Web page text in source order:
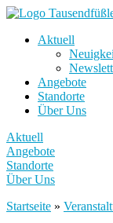
Aktuell
Angebote
Standorte
Über Uns
Aktuell
Angebote
Standorte
Über Uns
Startseite »